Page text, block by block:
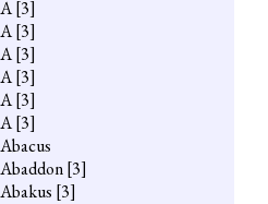
A[3]
A[3]
A[3]
A[3]
A[3]
A[3]
Abacus
Abaddon[3]
Abakus [3]